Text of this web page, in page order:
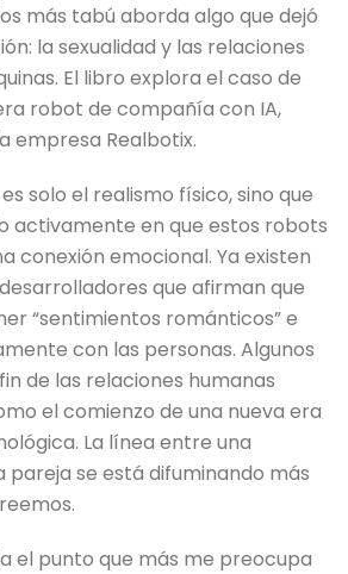
más tabú aborda algo que dejó
la sexualidad y las relaciones
El libro explora el caso de
robot de compañía con IA,
empresa Realbotix.
solo el realismo físico, sino que
activamente en que estos robots
conexión emocional. Ya existen
que afirman que
“sentimientos románticos” e
con las personas. Algunos
de las relaciones humanas
el comienzo de una nueva era
La línea entre una
pareja se está difuminando más
el punto que más me preocupa